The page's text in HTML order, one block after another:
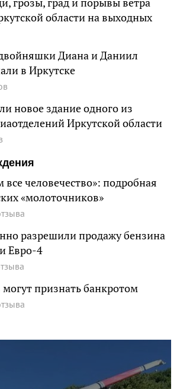
области на выходных
Диана и Даниил
в Иркутске
новое здание одного из
Иркутской области
человечество»: подробная
«молоточников»
разрешили продажу бензина
Евро-4
признать банкротом